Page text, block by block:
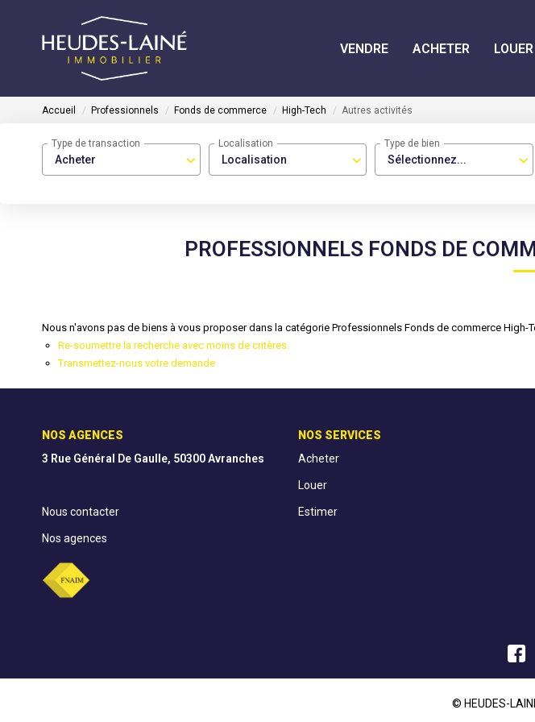
VENDRE ACHETER LOUER
Accueil Professionnels Fonds de commerce High-Tech Autres activités
Acheter
Type de transaction
Localisation
Localisation
Sélectionnez...
Type de bien
PROFESSIONNELS FONDS DE
Nous n'avons pas de biens à vous proposer dans la catégorie Professionnels Fonds de commerce
Re-soumettre la recherche avec moins de critères.
Transmettez-nous votre demande
NOS AGENCES
3 Rue Général De Gaulle, 50300 Avranches
Nous contacter
Nos agences
NOS SERVICES
Acheter
Louer
Estimer
© HEUDES-